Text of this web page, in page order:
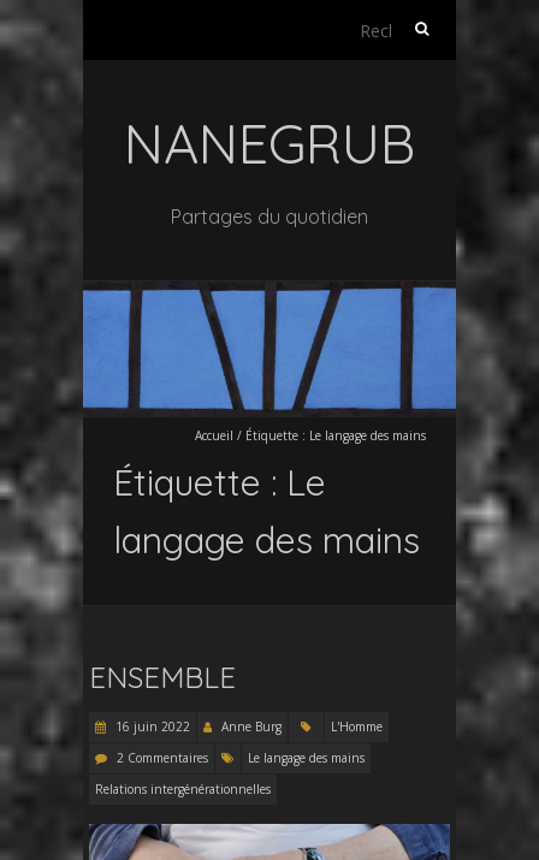
Rechercher :
NANEGRUB
Partages du quotidien
Accueil / Étiquette : Le langage des mains
Étiquette : Le
langage des mains
ENSEMBLE
16 juin 2022 Anne Burg
L'Homme
2 Commentaires
Le langage des mains
Relations intergénérationnelles